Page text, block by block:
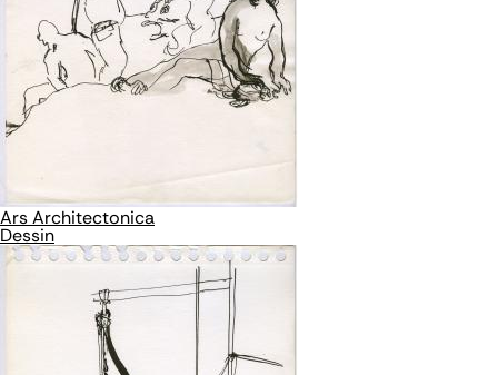
Ars Architectonica
Dessin